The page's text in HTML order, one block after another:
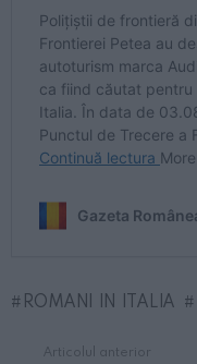
ROMANI IN ITALIA
Articolul anterior